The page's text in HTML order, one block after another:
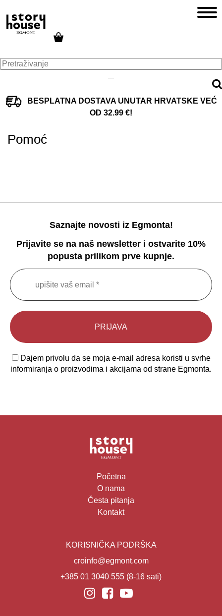
BESPLATNA DOSTAVA UNUTAR HRVATSKE VEĆ
OD 32.99 €!
Pomoć
Saznajte novosti iz Egmonta!
Prijavite se na naš newsletter i ostvarite 10%
popusta prilikom prve kupnje.
Dajem privolu da se moja e-mail adresa koristi u svrhe
informiranja o proizvodima i akcijama od strane Egmonta.
Početna
O nama
Česta pitanja
Kontakt
KORISNIČKA PODRŠKA
croinfo@egmont.com
+385 01 3040 555 (8-16 sati)